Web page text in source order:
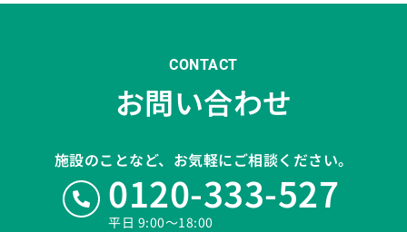
CONTACT
お問い合わせ
施設のことなど、お気軽にご相談ください。
0120-333-527
平日 9:00〜18:00